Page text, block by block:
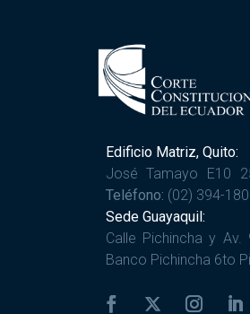
Edificio Matriz, Quito:
José Tamayo E10
Teléfono: (02) 394-
Sede Guayaquil:
Calle Pichincha y
Banco Pichincha 6to